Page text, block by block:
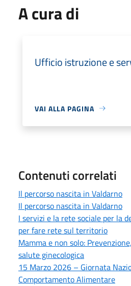
A cura di
Ufficio istruzione e
VAI ALLA PAGINA
Contenuti correlati
Il percorso nascita in Valdarno
Il percorso nascita in Valdarno
I servizi e la rete sociale per la
per fare rete sul territorio
Mamma e non solo:
salute ginecologica
15 Marzo 2026 – Giornata
Comportamento Alimentare